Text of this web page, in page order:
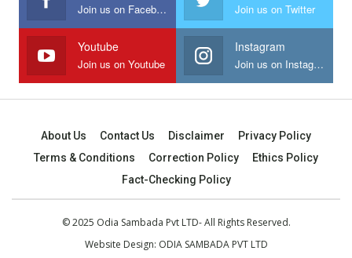
Join us on Facebook Join us on Twitter
Youtube
Join us on Youtube
Instagram
Join us on Instagram
About Us Contact Us Disclaimer
Privacy Policy
Terms & Conditions
Correction Policy
Ethics Policy
Fact-Checking Policy
© 2025 Odia Sambada Pvt LTD- All Rights Reserved.
Website Design: ODIA SAMBADA PVT LTD